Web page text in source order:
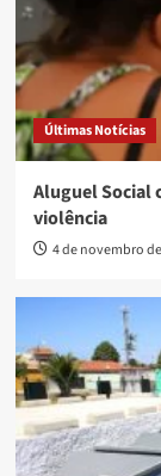
Últimas Notícias
Aluguel Social
violência
4 de novembro